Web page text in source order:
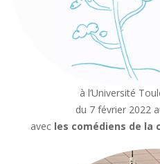
à l’Université
du 7 février 2022
avec les comédiens de la